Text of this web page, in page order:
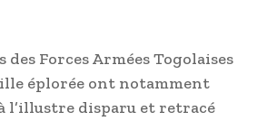
Forces Armées Togolaises
éplorée ont notamment
l’illustre disparu et retracé